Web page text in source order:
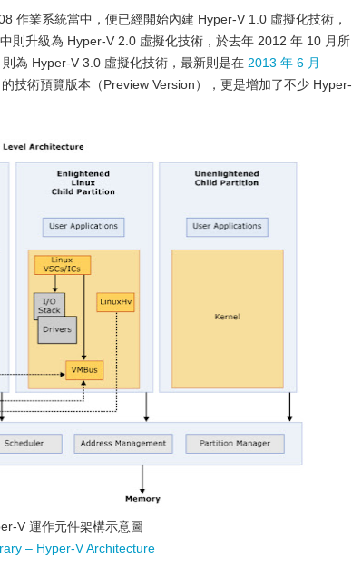
作業系統當中，便已經開始內建 Hyper-V 1.0 虛擬化技術，
則升級為 Hyper-V 2.0 虛擬化技術，於去年 2012 年 10 月所
為 Hyper-V 3.0 虛擬化技術，最新則是在 2013 年 6 月
的技術預覽版本（Preview Version），更是增加了不少 Hyper-
V 運作元件架構示意圖
– Hyper-V Architecture